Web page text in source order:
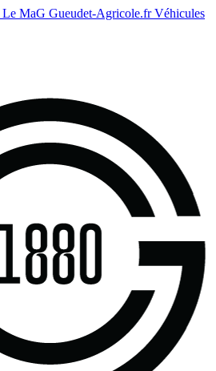
Le MaG Gueudet-Agricole.frVéhicules